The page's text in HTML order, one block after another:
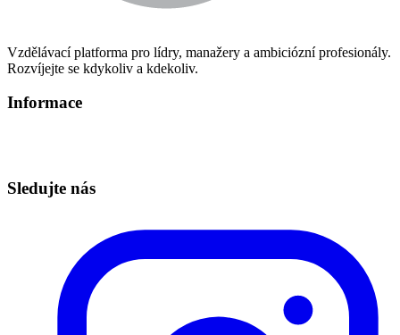
Vzdělávací platforma pro lídry, manažery a ambiciózní profesionály.
Rozvíjejte se kdykoliv a kdekoliv.
Informace
Sledujte nás